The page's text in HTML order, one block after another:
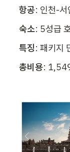
항공: 인천-
숙소: 5성급
특징: 패키지
총비용: